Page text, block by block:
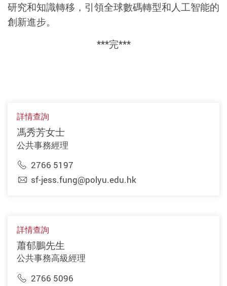
研究和知識轉移，引領全球數碼轉型和人工智能的
創新進步。
***完***
詳情查詢
馮秀芳女士
公共事務經理
2766 5197
sf-jess.fung@polyu.edu.hk
詳情查詢
蕭郁鵬先生
公共事務高級經理
2766 5096